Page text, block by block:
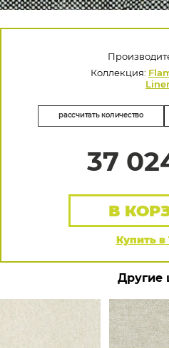
Коллекция:
рассчитать количество
37
Купить в
В
Другие